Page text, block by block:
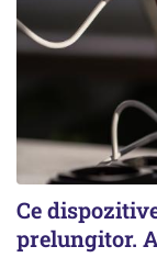
Ce
prelungitor.